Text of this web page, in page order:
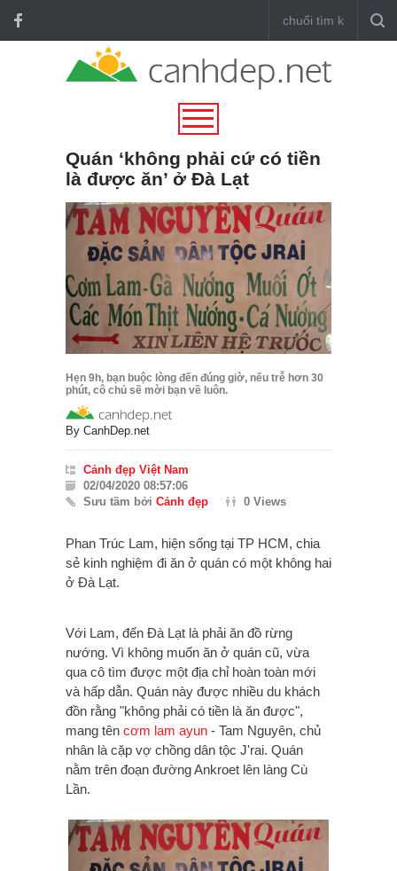
Quán ‘không phải cứ có tiền
là được ăn’ ở Đà Lạt
Hẹn 9h, bạn buộc lòng đến đúng giờ, nếu trễ hơn 30
phút, cô chủ sẽ mời bạn về luôn.
By CanhDep.net
Cảnh đẹp Việt Nam
02/04/2020 08:57:06
Sưu tầm bởi Cảnh đẹp 0 Views
Phan Trúc Lam, hiện sống tại TP HCM, chia
sẻ kinh nghiệm đi ăn ở quán có một không hai
ở Đà Lạt.
Với Lam, đến Đà Lạt là phải ăn đồ rừng
nướng. Vì không muốn ăn ở quán cũ, vừa
qua cô tìm được một địa chỉ hoàn toàn mới
và hấp dẫn. Quán này được nhiều du khách
đồn rằng "không phải có tiền là ăn được",
mang tên cơm lam ayun - Tam Nguyên, chủ
nhân là cặp vợ chồng dân tộc J'rai. Quán
nằm trên đoạn đường Ankroet lên làng Cù
Lần.